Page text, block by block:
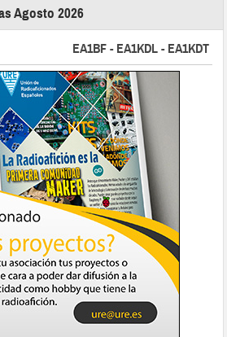
Agosto 2026
EA1BF - EA1KDL - EA1KDT -